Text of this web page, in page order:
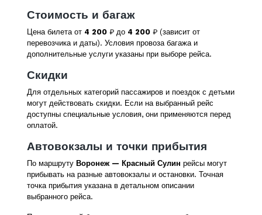
Стоимость и багаж
Цена билета от 4 200 ₽ до 4 200 ₽ (зависит от
перевозчика и даты). Условия провоза багажа и
дополнительные услуги указаны при выборе рейса.
Скидки
Для отдельных категорий пассажиров и поездок с детьми
могут действовать скидки. Если на выбранный рейс
доступны специальные условия, они применяются перед
оплатой.
Автовокзалы и точки прибытия
По маршруту Воронеж — Красный Сулин рейсы могут
прибывать на разные автовокзалы и остановки. Точная
точка прибытия указана в детальном описании
выбранного рейса.